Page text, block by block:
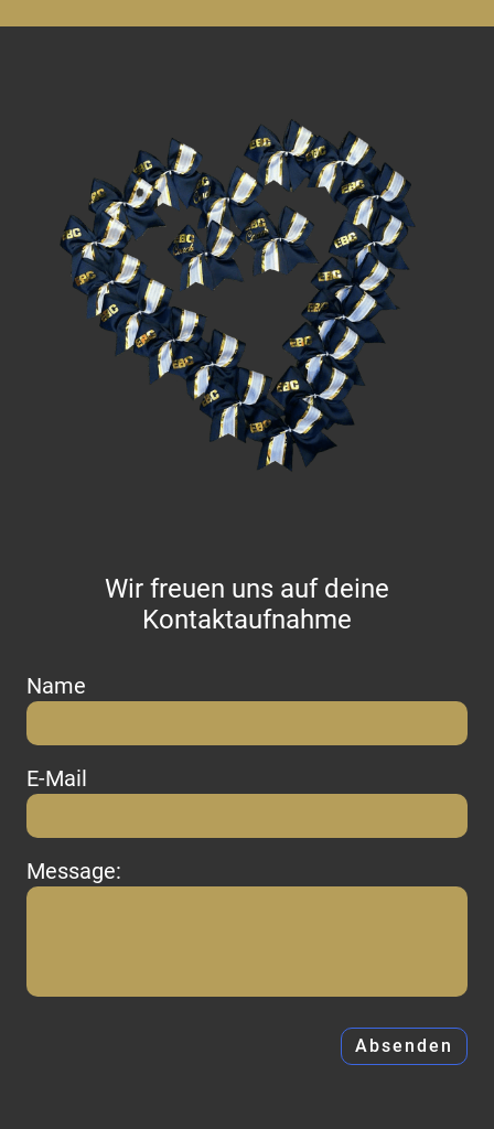
Wir freuen uns auf deine
Kontaktaufnahme
Name
E-Mail
Message: